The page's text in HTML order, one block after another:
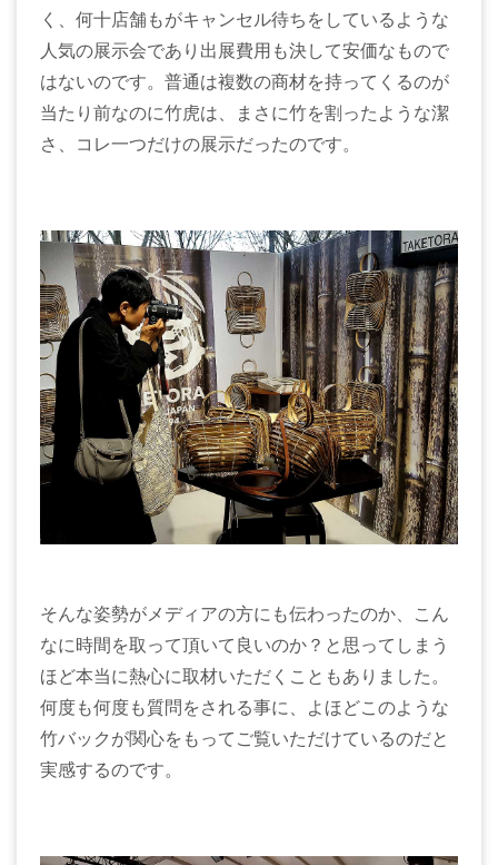
く、何十店舗もがキャンセル待ちをしているような
人気の展示会であり出展費用も決して安価なもので
はないのです。普通は複数の商材を持ってくるのが
当たり前なのに竹虎は、まさに竹を割ったような潔
さ、コレ一つだけの展示だったのです。
そんな姿勢がメディアの方にも伝わったのか、こん
なに時間を取って頂いて良いのか？と思ってしまう
ほど本当に熱心に取材いただくこともありました。
何度も何度も質問をされる事に、よほどこのような
竹バックが関心をもってご覧いただけているのだと
実感するのです。